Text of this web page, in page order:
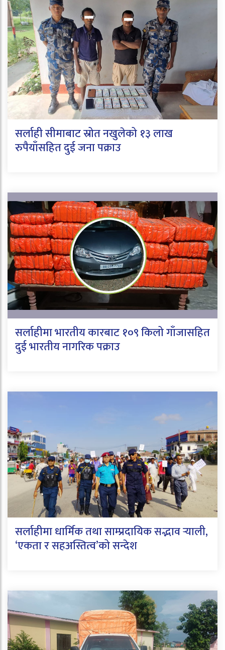
सर्लाही सीमाबाट स्रोत नखुलेको १३ लाख
रुपैयाँसहित दुई जना पक्राउ
सर्लाहीमा भारतीय कारबाट १०९ किलो गाँजासहित
दुई भारतीय नागरिक पक्राउ
सर्लाहीमा धार्मिक तथा साम्प्रदायिक सद्भाव र्‍याली,
‘एकता र सहअस्तित्व’को सन्देश